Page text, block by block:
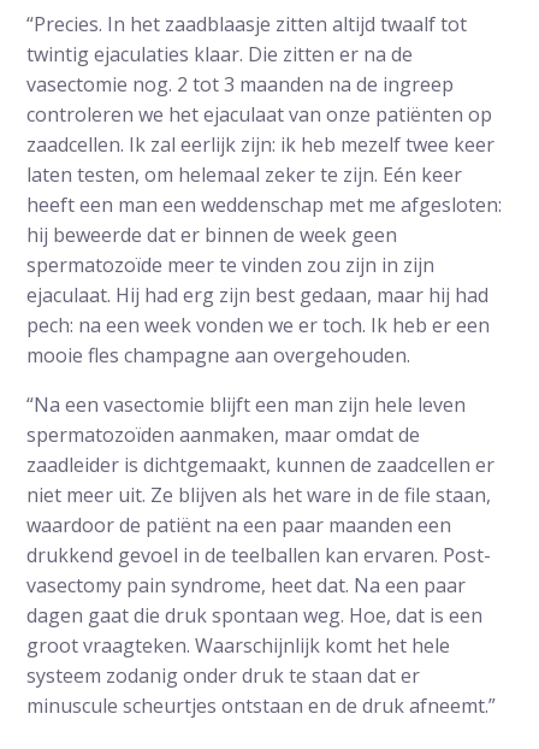
“Precies. In het zaadblaasje zitten altijd twaalf tot
twintig ejaculaties klaar. Die zitten er na de
vasectomie nog. 2 tot 3 maanden na de ingreep
controleren we het ejaculaat van onze patiënten op
zaadcellen. Ik zal eerlijk zijn: ik heb mezelf twee keer
laten testen, om helemaal zeker te zijn. Eén keer
heeft een man een weddenschap met me afgesloten:
hij beweerde dat er binnen de week geen
spermatozoïde meer te vinden zou zijn in zijn
ejaculaat. Hij had erg zijn best gedaan, maar hij had
pech: na een week vonden we er toch. Ik heb er een
mooie fles champagne aan overgehouden.
“Na een vasectomie blijft een man zijn hele leven
spermatozoïden aanmaken, maar omdat de
zaadleider is dichtgemaakt, kunnen de zaadcellen er
niet meer uit. Ze blijven als het ware in de file staan,
waardoor de patiënt na een paar maanden een
drukkend gevoel in de teelballen kan ervaren. Post-
vasectomy pain syndrome, heet dat. Na een paar
dagen gaat die druk spontaan weg. Hoe, dat is een
groot vraagteken. Waarschijnlijk komt het hele
systeem zodanig onder druk te staan dat er
minuscule scheurtjes ontstaan en de druk afneemt.”